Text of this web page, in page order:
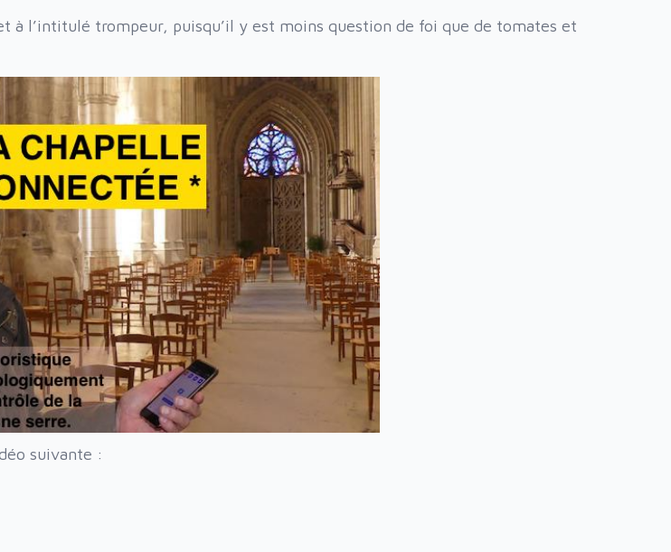
l’intitulé trompeur, puisqu’il y est moins question de foi que de tomates et
suivante :